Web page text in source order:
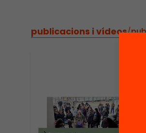
publicacions i vídeos/